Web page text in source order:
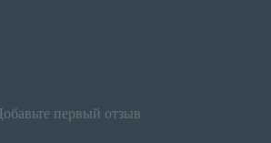
первый отзыв